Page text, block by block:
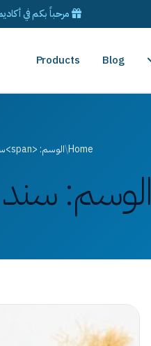
مرحباً بكم في
Blog
Products
Home
/الوسم: <span>سند حفظ القران</span>
الوسم: